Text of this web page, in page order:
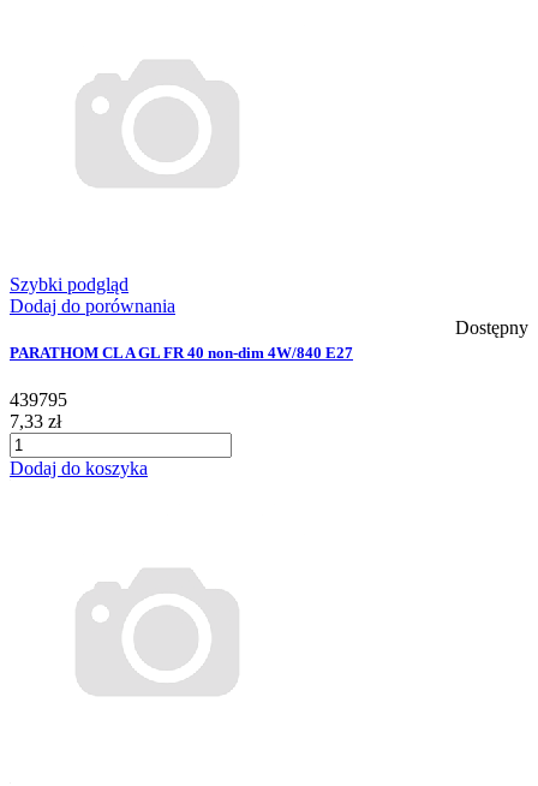
Szybki podgląd
Dodaj do porównania
Dostępny
PARATHOM CL A GL FR 40 non-dim 4W/840 E27
439795
7,33 zł
Dodaj do koszyka